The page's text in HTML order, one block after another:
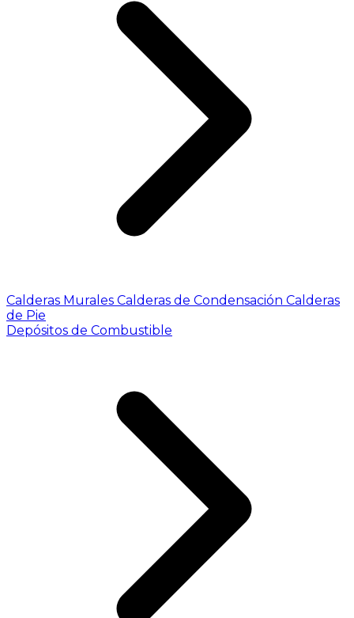
Calderas Murales Calderas de Condensación Calderas
de Pie
Depósitos de Combustible